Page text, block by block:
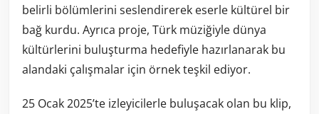
belirli bölümlerini seslendirerek eserle kültürel bir
bağ kurdu. Ayrıca proje, Türk müziğiyle dünya
kültürlerini buluşturma hedefiyle hazırlanarak bu
alandaki çalışmalar için örnek teşkil ediyor.
25 Ocak 2025’te izleyicilerle buluşacak olan bu klip,